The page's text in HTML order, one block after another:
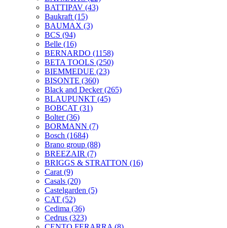
BATTIPAV (43)
Baukraft (15)
BAUMAX (3)
BCS (94)
Belle (16)
BERNARDO (1158)
BETA TOOLS (250)
BIEMMEDUE (23)
BISONTE (360)
Black and Decker(265)
BLAUPUNKT (45)
BOBCAT (31)
Bolter(36)
BORMANN (7)
Bosch (1684)
Brano group (88)
BREEZAIR (7)
BRIGGS & STRATTON (16)
Carat (9)
Casals (20)
Castelgarden (5)
CAT (52)
Cedima (36)
Cedrus (323)